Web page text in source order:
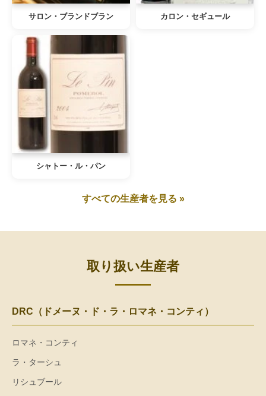
サロン・ブランドブラン カロン・セギュール
シャトー・ル・パン
すべての生産者を見る »
取り扱い生産者
DRC（ドメーヌ・ド・ラ・ロマネ・コンティ）
ロマネ・コンティ
ラ・ターシュ
リシュブール